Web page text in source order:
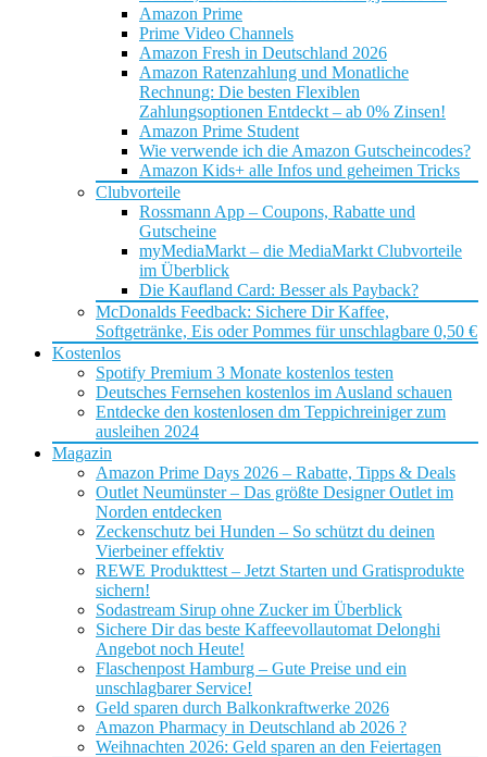
Amazon Prime
Prime Video Channels
Amazon Fresh in Deutschland 2026
Amazon Ratenzahlung und Monatliche
Rechnung: Die besten Flexiblen
Zahlungsoptionen Entdeckt – ab 0% Zinsen!
Amazon Prime Student
Wie verwende ich die Amazon Gutscheincodes?
Amazon Kids+ alle Infos und geheimen Tricks
Clubvorteile
Rossmann App – Coupons, Rabatte und
Gutscheine
myMediaMarkt – die MediaMarkt Clubvorteile
im Überblick
Die Kaufland Card: Besser als Payback?
McDonalds Feedback: Sichere Dir Kaffee,
Softgetränke, Eis oder Pommes für unschlagbare 0,50 €
Kostenlos
Spotify Premium 3 Monate kostenlos testen
Deutsches Fernsehen kostenlos im Ausland schauen
Entdecke den kostenlosen dm Teppichreiniger zum
ausleihen 2024
Magazin
Amazon Prime Days 2026 – Rabatte, Tipps & Deals
Outlet Neumünster – Das größte Designer Outlet im
Norden entdecken
Zeckenschutz bei Hunden – So schützt du deinen
Vierbeiner effektiv
REWE Produkttest – Jetzt Starten und Gratisprodukte
sichern!
Sodastream Sirup ohne Zucker im Überblick
Sichere Dir das beste Kaffeevollautomat Delonghi
Angebot noch Heute!
Flaschenpost Hamburg – Gute Preise und ein
unschlagbarer Service!
Geld sparen durch Balkonkraftwerke 2026
Amazon Pharmacy in Deutschland ab 2026 ?
Weihnachten 2026: Geld sparen an den Feiertagen